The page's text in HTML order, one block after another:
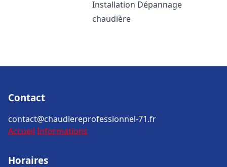
Installation Dépannage
chaudière
Contact
contact@chaudiereprofessionnel-71.fr
Accueil Informations
Horaires